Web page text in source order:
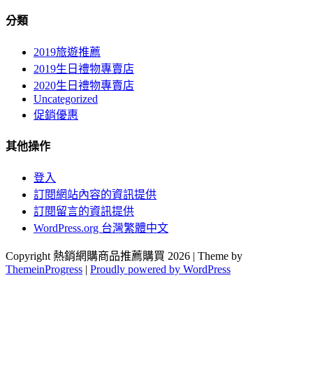
分類
2019旅遊推薦
2019生日禮物專賣店
2020生日禮物專賣店
Uncategorized
促銷優惠
其他操作
登入
訂閱網站內容的資訊提供
訂閱留言的資訊提供
WordPress.org 台灣繁體中文
Copyright 熱銷網購商品推薦購買 2026 | Theme by
ThemeinProgress | Proudly powered by WordPress